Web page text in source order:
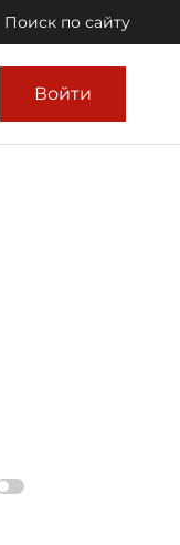
Поиск по сайту
Войти